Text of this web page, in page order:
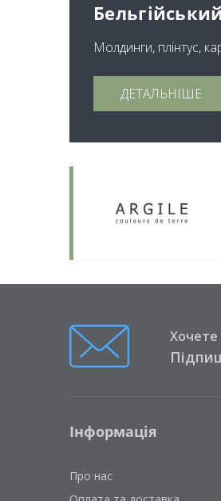
Молдинги, плінтус,
ДЕТАЛЬНІШЕ
Хочете
Інформація
Про нас